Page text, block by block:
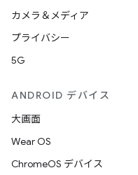
カメラ＆メディア
プライバシー
5G
ANDROID デバイス
大画面
Wear OS
ChromeOS デバイス